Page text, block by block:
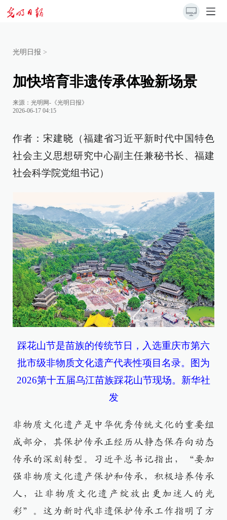
光明日报 >
加快培育非遗传承体验新场景
来源： 光明网-《光明日报》
2026-06-17 04:15
作者：宋建晓（福建省习近平新时代中国特色
社会主义思想研究中心副主任兼秘书长、福建
社会科学院党组书记）
踩花山节是苗族的传统节日，入选重庆市第六
批市级非物质文化遗产代表性项目名录。图为
2026第十五届乌江苗族踩花山节现场。新华社
发
非物质文化遗产是中华优秀传统文化的重要组
成部分，其保护传承正经历从静态保存向动态
传承的深刻转型。习近平总书记指出，“要加
强非物质文化遗产保护和传承，积极培养传承
人，让非物质文化遗产绽放出更加迷人的光
彩”。这为新时代非遗保护传承工作指明了方